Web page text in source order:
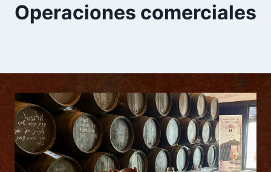
Operaciones comerciales